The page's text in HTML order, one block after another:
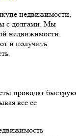
недвижимости,
с долгами. Мы
недвижимости,
и получить
проводят быструю
все ее